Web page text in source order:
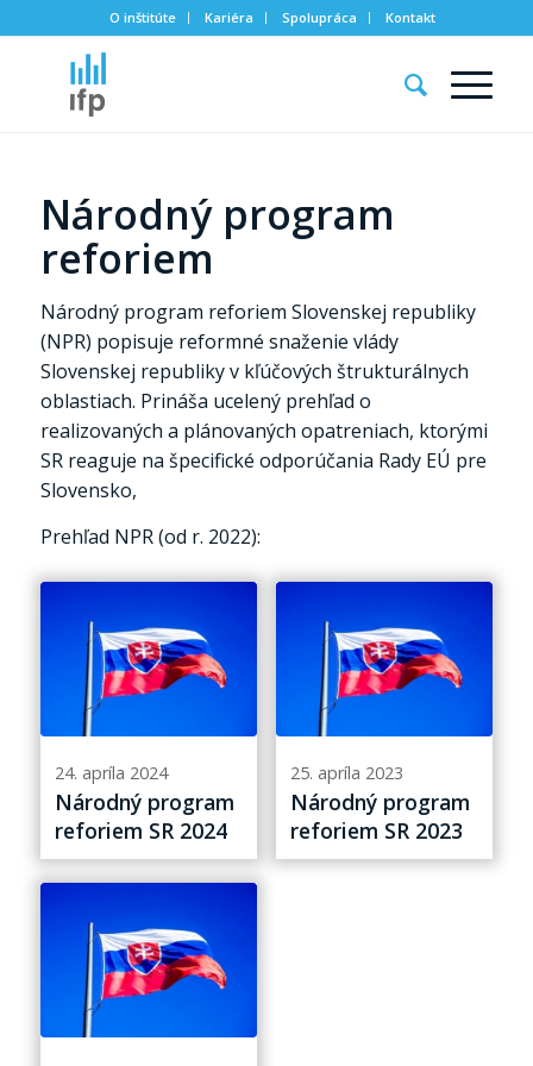
O inštitúte Kariéra Spolupráca Kontakt
Národný program
reforiem
Národný program reforiem Slovenskej republiky
(NPR) popisuje reformné snaženie vlády
Slovenskej republiky v kľúčových štrukturálnych
oblastiach. Prináša ucelený prehľad o
realizovaných a plánovaných opatreniach, ktorými
SR reaguje na špecifické odporúčania Rady EÚ pre
Slovensko,
Prehľad NPR (od r. 2022):
24. apríla 2024
Národný program
reforiem SR 2024
25. apríla 2023
Národný program
reforiem SR 2023